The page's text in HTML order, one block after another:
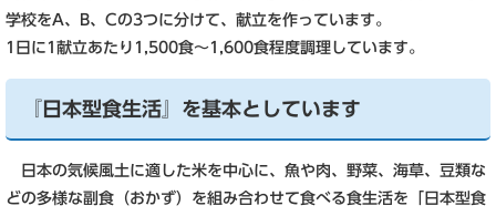
学校をA、B、Cの3つに分けて、献立を作っています。
1日に1献立あたり1,500食～1,600食程度調理しています。
『日本型食生活』を基本としています
日本の気候風土に適した米を中心に、魚や肉、野菜、海草、豆類な
どの多様な副食（おかず）を組み合わせて食べる食生活を「日本型食